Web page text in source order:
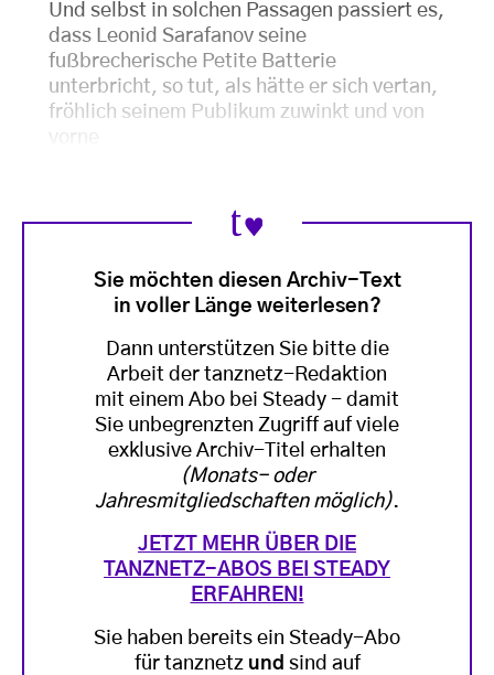
Und selbst in solchen Passagen passiert es,
dass Leonid Sarafanov seine
fußbrecherische Petite Batterie
unterbricht, so tut, als hätte er sich vertan,
fröhlich seinem Publikum zuwinkt und von
Sie möchten diesen Archiv-Text
in voller Länge weiterlesen?
Dann unterstützen Sie bitte die
Arbeit der tanznetz-Redaktion
mit einem Abo bei Steady - damit
Sie unbegrenzten Zugriff auf viele
exklusive Archiv-Titel erhalten
(Monats- oder
Jahresmitgliedschaften möglich).
JETZT MEHR ÜBER DIE
TANZNETZ-ABOS BEI STEADY
ERFAHREN!
Sie haben bereits ein Steady-Abo
für tanznetz und sind auf